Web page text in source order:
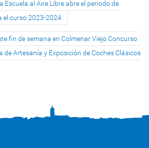
Escuela al Aire Libre abre el periodo de
el curso 2023-2024
fin de semana en Colmenar Viejo Concurso
de Artesanía y Exposición de Coches Clásicos